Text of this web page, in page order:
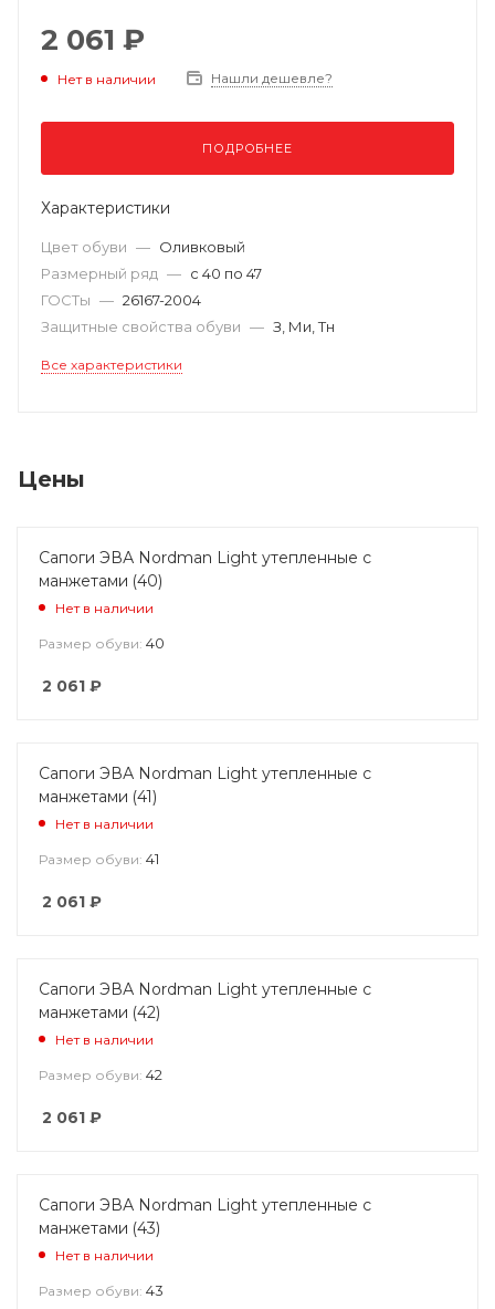
2 061 ₽
Нет в наличии Нашли дешевле?
ПОДРОБНЕЕ
Характеристики
Цвет обуви — Оливковый
Размерный ряд — с 40 по 47
ГОСТы — 26167-2004
Защитные свойства обуви — З, Ми, Тн
Все характеристики
Цены
Сапоги ЭВА Nordman Light утепленные с
манжетами (40)
Нет в наличии
Размер обуви: 40
2 061 ₽
Сапоги ЭВА Nordman Light утепленные с
манжетами (41)
Нет в наличии
Размер обуви: 41
2 061 ₽
Сапоги ЭВА Nordman Light утепленные с
манжетами (42)
Нет в наличии
Размер обуви: 42
2 061 ₽
Сапоги ЭВА Nordman Light утепленные с
манжетами (43)
Нет в наличии
Размер обуви: 43